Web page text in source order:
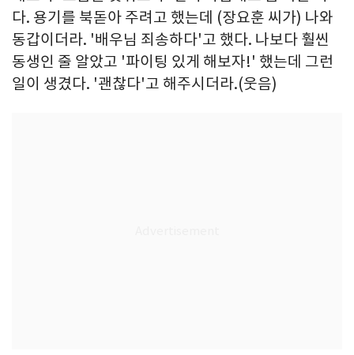
다. 용기를 북돋아 주려고 했는데 (장요훈 씨가) 나와
동갑이더라. '배우님 죄송하다'고 했다. 나보다 훨씬
동생인 줄 알았고 '파이팅 있게 해보자!' 했는데 그런
일이 생겼다. '괜찮다'고 해주시더라.(웃음)